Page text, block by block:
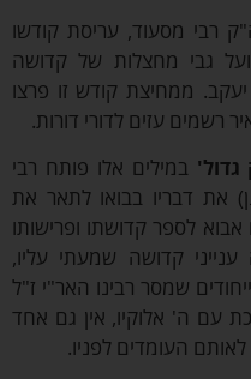
מסעוד, עריסת קודשו
מחצלות של קדושה
ממחיצת קודש זו פרצו
עזים לדורי דורות.
במילים אלו פותח רבי
דבריו בבואו לתאר את
קדושתו ופרישותו
קדושה שמעתי עליו,
שמסר רבינו האר"י ז"ל
ה' אלוקיו, אין גם אחד
העומדים לפניו.